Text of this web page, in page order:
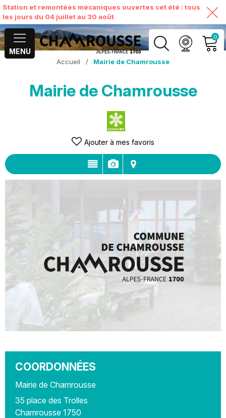
Station et remontées mécaniques ouvertes cet été : tous
les jours du 04 juillet au 30 août
MENU
0
MON COMPTE
VOIR MON PANIER
Accueil / Mairie de Chamrousse
Mairie de Chamrousse
Ajouter à mes favoris
COORDONNÉES
Mairie de Chamrousse
35 place des Trolles
Chamrousse 1750